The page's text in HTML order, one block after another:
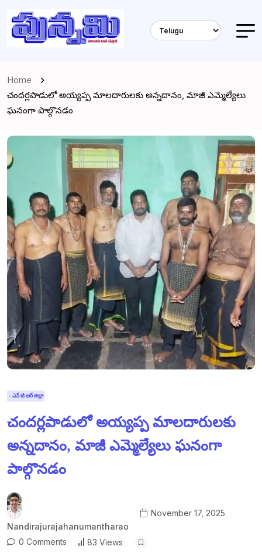
Home
చందర్లపాడులో అయ్యప్ప మాలదారులకు అన్నదానం, మాజీ ఎమ్మెల్యేలు
ఘనంగా పాల్గొనడం
- ఎన్ టి ఆర్ జిల్లా
చందర్లపాడులో అయ్యప్ప మాలదారులకు
అన్నదానం, మాజీ ఎమ్మెల్యేలు ఘనంగా
పాల్గొనడం
Nandirajurajahanumantharao
November 17, 2025
0 Comments 83 Views